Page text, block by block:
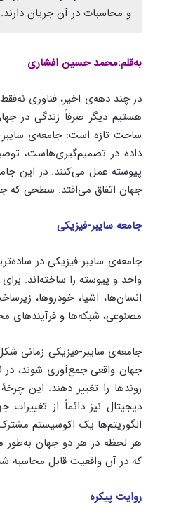
و محاسبات در آن جریان دارند.
به‌قلم:محمد حسین افشاری
در چند دهه‌ی اخیر، فناوری نه‌فقط
هستیم دیگر صرفاً زندگی در
ساحت تازه است: جامعه‌ی
داده در تصمیم‌گیری‌هاست،
پیوسته عمل می‌کنند. در این
جهان اتفاق می‌افتد: سطحی که
جامعه سایبر-فیزیکی
جامعه‌ی سایبر-فیزیکی در
واحد و پیوسته را ساخته‌اند.
انسان‌ها، اشیا، خودروها،
مصنوعی، شبکه‌ها و فرآیندهای
جامعه‌ی سایبر-فیزیکی زمانی
جهان واقعی جمع‌آوری شوند، در
روندها را تغییر دهند. این
دیجیتال نیز دائماً از
الگوریتم‌ها یک اکوسیستم
هر لحظه در هر دو جهان
که در آن واقعیت قابل محاسبه
روایت پیکره‌